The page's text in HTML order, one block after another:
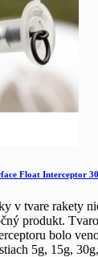
Float Interceptor
v tvare rakety
produkt.
bolo
5g, 15g,